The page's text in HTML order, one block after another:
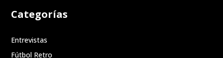
Categorías
Entrevistas
Fútbol Retro